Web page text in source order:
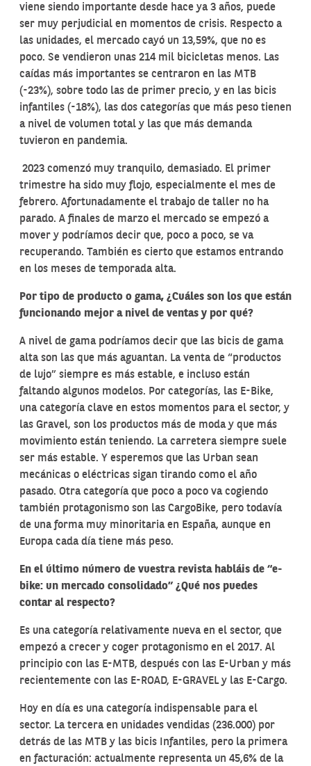
viene siendo importante desde hace ya 3 años, puede
ser muy perjudicial en momentos de crisis. Respecto a
las unidades, el mercado cayó un 13,59%, que no es
poco. Se vendieron unas 214 mil bicicletas menos. Las
caídas más importantes se centraron en las MTB
(-23%), sobre todo las de primer precio, y en las bicis
infantiles (-18%), las dos categorías que más peso tienen
a nivel de volumen total y las que más demanda
tuvieron en pandemia.
2023 comenzó muy tranquilo, demasiado. El primer
trimestre ha sido muy flojo, especialmente el mes de
febrero. Afortunadamente el trabajo de taller no ha
parado. A finales de marzo el mercado se empezó a
mover y podríamos decir que, poco a poco, se va
recuperando. También es cierto que estamos entrando
en los meses de temporada alta.
Por tipo de producto o gama, ¿Cuáles son los que están
funcionando mejor a nivel de ventas y por qué?
A nivel de gama podríamos decir que las bicis de gama
alta son las que más aguantan. La venta de “productos
de lujo” siempre es más estable, e incluso están
faltando algunos modelos. Por categorías, las E-Bike,
una categoría clave en estos momentos para el sector, y
las Gravel, son los productos más de moda y que más
movimiento están teniendo. La carretera siempre suele
ser más estable. Y esperemos que las Urban sean
mecánicas o eléctricas sigan tirando como el año
pasado. Otra categoría que poco a poco va cogiendo
también protagonismo son las CargoBike, pero todavía
de una forma muy minoritaria en España, aunque en
Europa cada día tiene más peso.
En el último número de vuestra revista habláis de “e-
bike: un mercado consolidado” ¿Qué nos puedes
contar al respecto?
Es una categoría relativamente nueva en el sector, que
empezó a crecer y coger protagonismo en el 2017. Al
principio con las E-MTB, después con las E-Urban y más
recientemente con las E-ROAD, E-GRAVEL y las E-Cargo.
Hoy en día es una categoría indispensable para el
sector. La tercera en unidades vendidas (236.000) por
detrás de las MTB y las bicis Infantiles, pero la primera
en facturación: actualmente representa un 45,6% de la